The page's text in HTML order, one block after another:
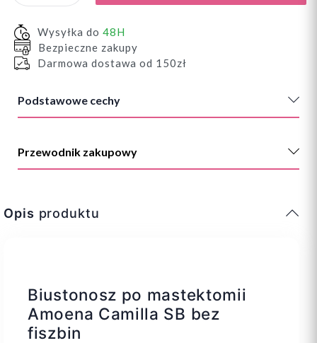
Wysyłka do 48H
Bezpieczne zakupy
Darmowa dostawa od 150zł
Podstawowe cechy
Przewodnik zakupowy
Opis produktu
Biustonosz po mastektomii
Amoena Camilla SB bez
fiszbin